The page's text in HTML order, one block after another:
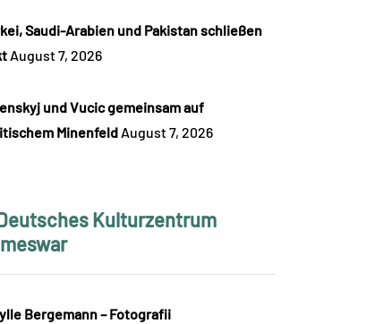
Saudi-Arabien und Pakistan schließen
August 7, 2026
und Vucic gemeinsam auf
Minenfeld August 7, 2026
Kulturzentrum
Bergemann – Fotografii